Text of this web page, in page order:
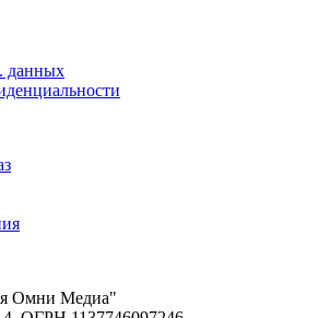
данных
Омни Медиа"